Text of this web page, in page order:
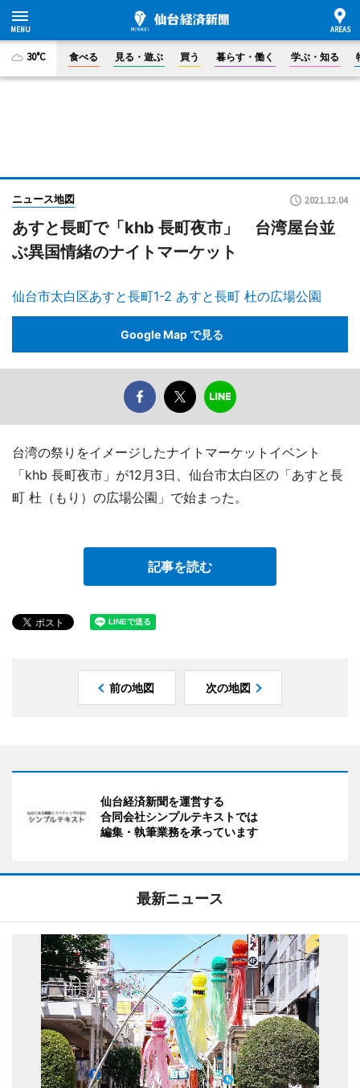
30°C 食べる 見る・遊ぶ 買う 暮らす・働く 学ぶ・知る
ニュース地図 2021.12.04
あすと長町で「khb 長町夜市」 台湾屋台並
ぶ異国情緒のナイトマーケット
仙台市太白区あすと長町1-2 あすと長町 杜の広場公園
Google Map で見る
台湾の祭りをイメージしたナイトマーケットイベント
「khb 長町夜市」が12月3日、仙台市太白区の「あすと長
町 杜（もり）の広場公園」で始まった。
記事を読む
前の地図 次の地図
仙台経済新聞を運営する
合同会社シンプルテキストでは
編集・執筆業務を承っています
最新ニュース